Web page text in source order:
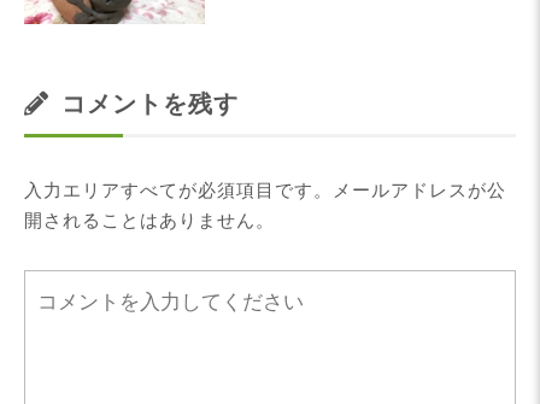
コメントを残す
入力エリアすべてが必須項目です。メールアドレスが公
開されることはありません。